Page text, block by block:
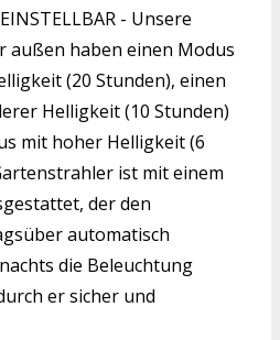
- Unsere
außen haben einen Modus
(20 Stunden), einen
Helligkeit (10 Stunden)
mit hoher Helligkeit (6
ist mit einem
der den
automatisch
die Beleuchtung
er sicher und